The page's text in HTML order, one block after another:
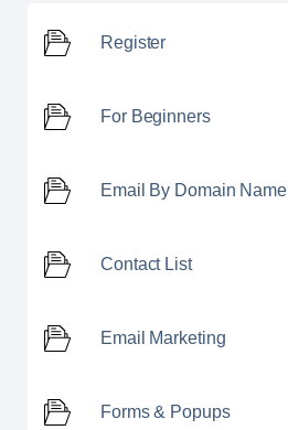
Register
For Beginners
Email By Domain Name
Contact List
Email Marketing
Forms & Popups